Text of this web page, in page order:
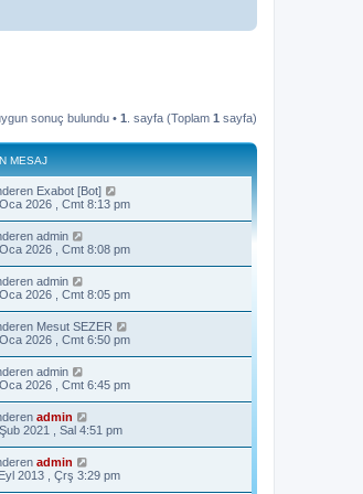
sonuç bulundu • 1 . sayfa (Toplam 1 sayfa)
MESAJ
Exabot [Bot]
2026 , Cmt 8:13 pm
admin
2026 , Cmt 8:08 pm
admin
2026 , Cmt 8:05 pm
Mesut SEZER
2026 , Cmt 6:50 pm
admin
2026 , Cmt 6:45 pm
admin
2021 , Sal 4:51 pm
admin
2013 , Çrş 3:29 pm